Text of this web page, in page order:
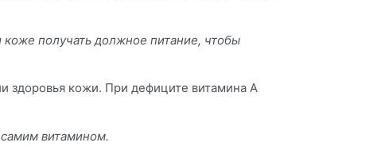
получать должное питание, чтобы
здоровья кожи. При дефиците витамина А
витамином.